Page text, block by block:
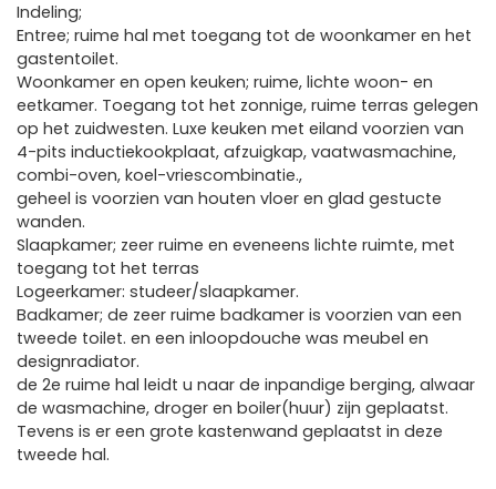
Indeling;
Entree; ruime hal met toegang tot de woonkamer en het
gastentoilet.
Woonkamer en open keuken; ruime, lichte woon- en
eetkamer. Toegang tot het zonnige, ruime terras gelegen
op het zuidwesten. Luxe keuken met eiland voorzien van
4-pits inductiekookplaat, afzuigkap, vaatwasmachine,
combi-oven, koel-vriescombinatie.,
geheel is voorzien van houten vloer en glad gestucte
wanden.
Slaapkamer; zeer ruime en eveneens lichte ruimte, met
toegang tot het terras
Logeerkamer: studeer/slaapkamer.
Badkamer; de zeer ruime badkamer is voorzien van een
tweede toilet. en een inloopdouche was meubel en
designradiator.
de 2e ruime hal leidt u naar de inpandige berging, alwaar
de wasmachine, droger en boiler(huur) zijn geplaatst.
Tevens is er een grote kastenwand geplaatst in deze
tweede hal.